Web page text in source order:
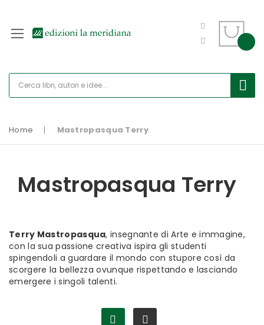
Home Mastropasqua Terry
Mastropasqua Terry
Terry Mastropasqua, insegnante di Arte e immagine,
con la sua passione creativa ispira gli studenti
spingendoli a guardare il mondo con stupore così da
scorgere la bellezza ovunque rispettando e lasciando
emergere i singoli talenti.